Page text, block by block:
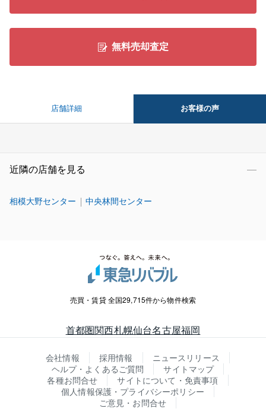
無料売却査定
店舗詳細 お客様の声
近隣の店舗を見る
相模大野センター 中央林間センター
売買・賃貸 全国29,715件から物件検索
首都圏関西札幌仙台名古屋福岡
会社情報 採用情報
ニュースリリース
ヘルプ・よくあるご質問
サイトマップ
各種お問合せ
サイトについて・免責事項
個人情報保護・プライバシーポリシー
ご意見・お問合せ